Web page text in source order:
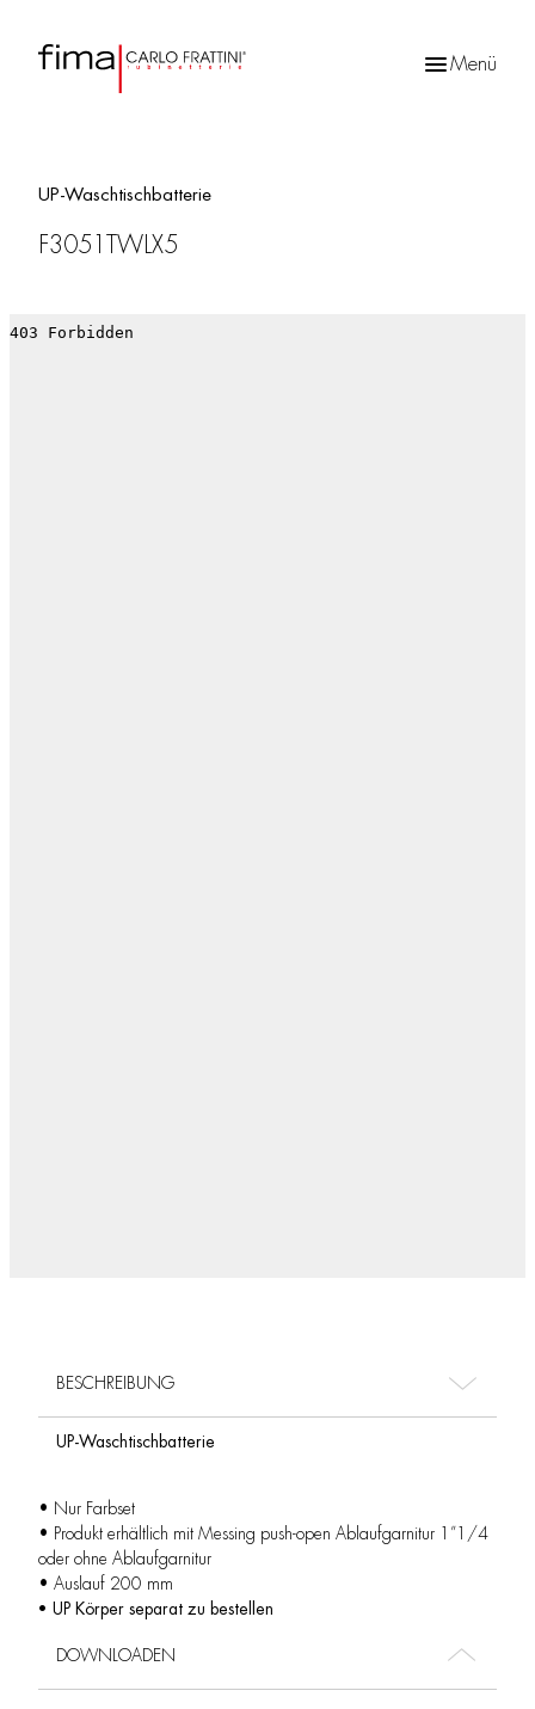
Menü
UP-Waschtischbatterie
F3051TWLX5
BESCHREIBUNG
UP-Waschtischbatterie
• Nur Farbset
• Produkt erhältlich mit Messing push-open Ablaufgarnitur 1”1/4
oder ohne Ablaufgarnitur
• Auslauf 200 mm
• UP Körper separat zu bestellen
DOWNLOADEN